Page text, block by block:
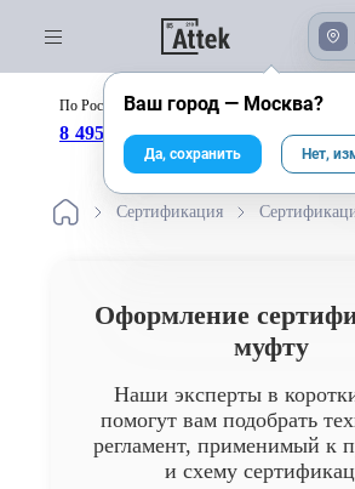
По России бесплатно:
8 495 246-04-43 8
Сертификация
Оформление
муфту
Наши эксперты в
помогут вам подобрать
регламент, применимый к
и схему
Ваш город — Москва?
Да, сохранить Нет,